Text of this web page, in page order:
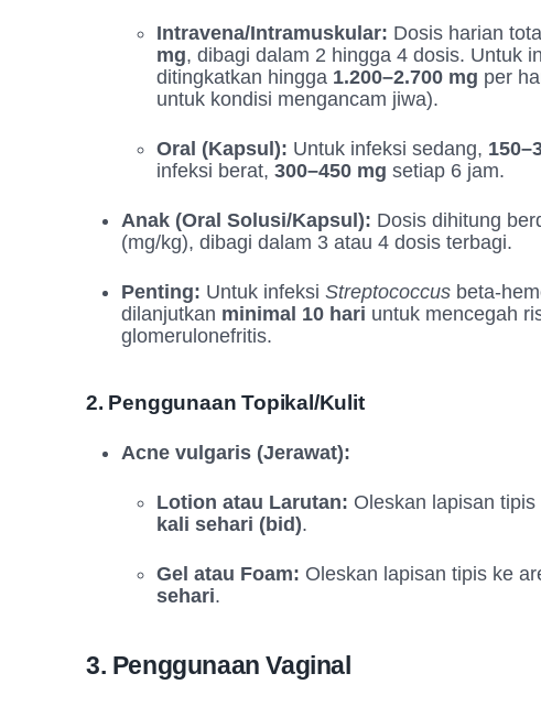
Intravena/Intramuskular: Dosis harian
mg, dibagi dalam 2 hingga 4 dosis. Untuk
ditingkatkan hingga 1.200–2.700 mg per
untuk kondisi mengancam jiwa).
Oral (Kapsul): Untuk infeksi sedang,
infeksi berat, 300–450 mg setiap 6 jam.
Anak (Oral Solusi/Kapsul): Dosis dihitung
(mg/kg), dibagi dalam 3 atau 4 dosis terbagi.
Penting: Untuk infeksi Streptococcus beta-
dilanjutkan minimal 10 hari untuk mencegah
glomerulonefritis.
2. Penggunaan Topikal/Kulit
Acne vulgaris (Jerawat):
Lotion atau Larutan: Oleskan lapisan
kali sehari (bid).
Gel atau Foam: Oleskan lapisan tipis ke
sehari.
3. Penggunaan Vaginal